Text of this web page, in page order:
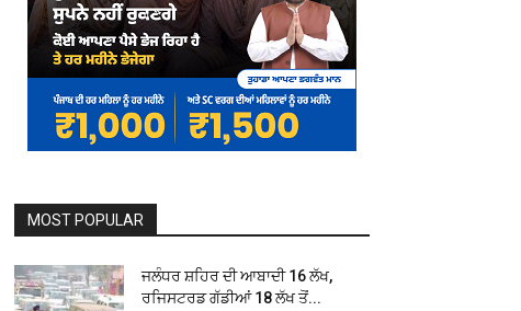
MOST POPULAR
ਜਲੰਧਰ ਸ਼ਹਿਰ ਦੀ ਆਬਾਦੀ 16 ਲੱਖ,
ਰਜਿਸਟਰਡ ਗੱਡੀਆਂ 18 ਲੱਖ ਤੋਂ...